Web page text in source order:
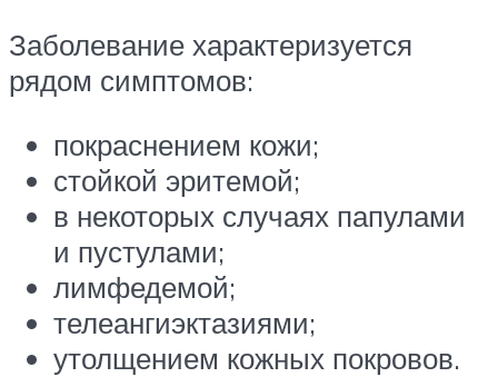
Заболевание характеризуется
рядом симптомов:
покраснением кожи;
стойкой эритемой;
в некоторых случаях папулами
и пустулами;
лимфедемой;
телеангиэктазиями;
утолщением кожных покровов.